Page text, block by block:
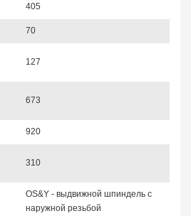
405
70
127
673
920
310
OS&Y - выдвижной шпиндель с
наружной резьбой